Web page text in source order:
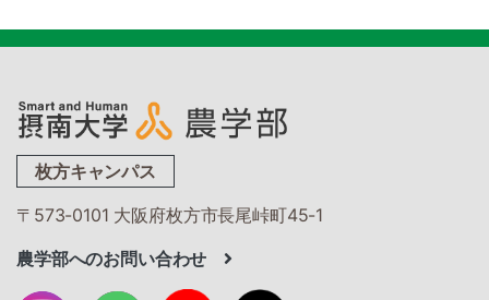
枚方キャンパス
〒573-0101 大阪府枚方市長尾峠町45-1
農学部へのお問い合わせ